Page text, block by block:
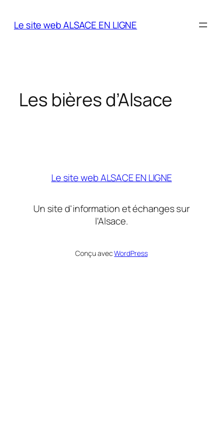
Le site web ALSACE EN LIGNE
Les bières d’Alsace
Le site web ALSACE EN LIGNE
Un site d'information et échanges sur
l'Alsace.
Conçu avecWordPress